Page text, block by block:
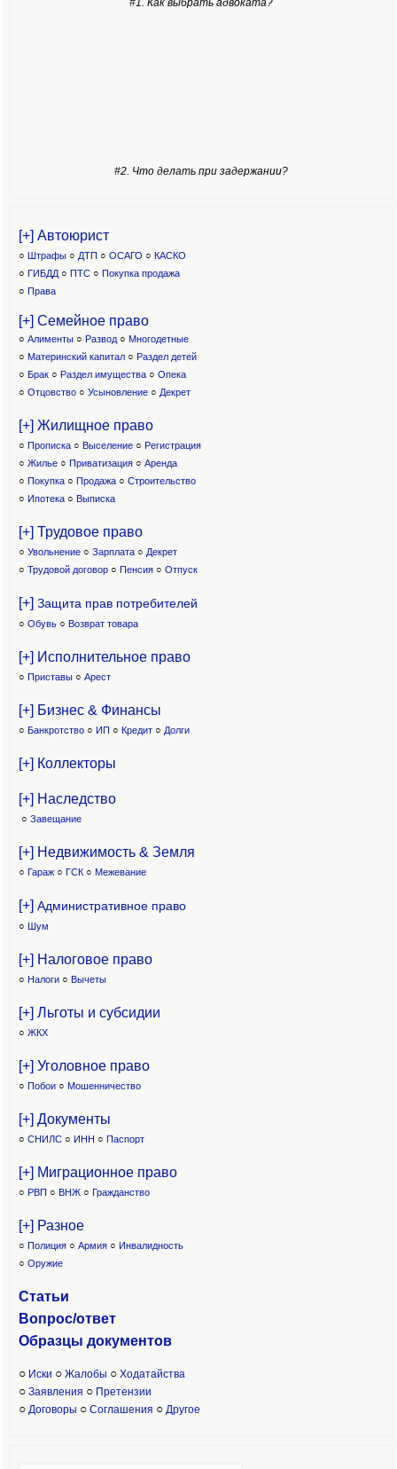
#2. Что делать при задержании?
[+] Автоюрист
○ Штрафы ○ ДТП ○ ОСАГО ○ КАСКО
○ ГИБДД ○ ПТС ○ Покупка продажа
○ Права
[+] Семейное право
○ Алименты ○ Развод ○ Многодетные
○ Материнский капитал○ Раздел детей
○ Брак ○ Раздел имущества ○ Опека
○ Отцовство○ Усыновление ○ Декрет
[+] Жилищное право
○ Прописка ○ Выселение ○ Регистрация
○ Жилье ○ Приватизация ○ Аренда
○ Покупка ○ Продажа ○ Строительство
○ Ипотека ○ Выписка
[+] Трудовое право
○ Увольнение ○ Зарплата ○ Декрет
○ Трудовой договор ○ Пенсия ○ Отпуск
[+] Защита прав потребителей
○ Обувь ○ Возврат товара
[+] Исполнительное право
○ Приставы ○ Арест
[+] Бизнес & Финансы
○ Банкротство ○ ИП ○ Кредит ○ Долги
[+] Коллекторы
[+] Наследство
○ Завещание
[+] Недвижимость & Земля
○ Гараж ○ ГСК ○ Межевание
[+] Административное право
○ Шум
[+] Налоговое право
○ Налоги ○ Вычеты
[+] Льготы и субсидии
○ ЖКХ
[+] Уголовное право
○ Побои ○ Мошенничество
[+] Документы
○ СНИЛС ○ ИНН ○ Паспорт
[+] Миграционное право
○ РВП ○ ВНЖ ○ Гражданство
[+] Разное
○ Полиция ○ Армия ○ Инвалидность
○ Оружие
Статьи
Вопрос/ответ
Образцы документов
○ Иски ○ Жалобы ○ Ходатайства
○ Заявления ○ Претензии
○ Договоры ○ Соглашения ○ Другое